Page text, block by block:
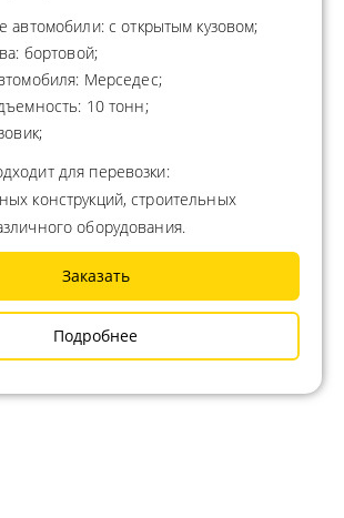
автомобили: с открытым кузовом;
бортовой;
Мерседес;
10 тонн;
для перевозки:
конструкций, строительных
оборудования.
Заказать
Подробнее